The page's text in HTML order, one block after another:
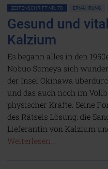
ZEITENSCHRIFT NR. 78 ERNÄHRUNG
Gesund und
Kalzium
Es begann alles in den
Nobuo Someya sich
der Insel Okinawa
und das auch noch im
physischer Kräfte. Seine
des Rätsels Lösung: die
Lieferantin von Kalzium
Weiterlesen...